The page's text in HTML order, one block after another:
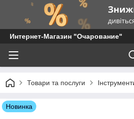
Интернет-Магазин "Очарование"
Товари та послуги
Новинка